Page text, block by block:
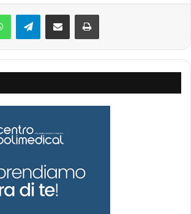
Telegram